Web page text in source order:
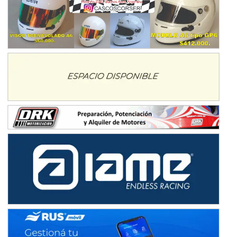
NORESTE SANTAFESINO - F6
Ciudad de Avellaneda (Asfalto)
Avellaneda (Santa Fe)
SUR SANTAFESINO - F4
Juan Navarro (Asfalto)
El Timbó (Tucumán)